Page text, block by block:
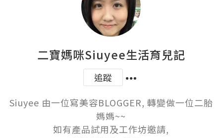
二寶媽咪Siuyee生活育兒記
追蹤
Siuyee 由一位寫美容BLOGGER, 轉變做一位二胎
媽媽~~
如有產品試用及工作坊邀請,